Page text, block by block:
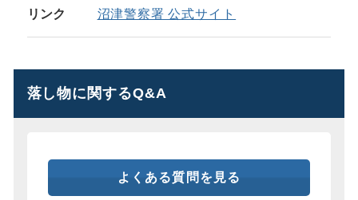
リンク 沼津警察署 公式サイト
落し物に関するQ&A
よくある質問を見る